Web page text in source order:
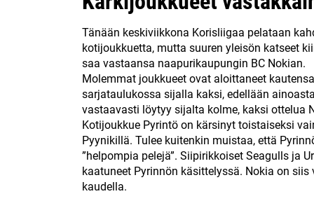
Tänään keskiviikkona Korisliigaa pelataan
kotijoukkuetta, mutta suuren yleisön katseet
saa vastaansa naapurikaupungin BC Nokian.
Molemmat joukkueet ovat aloittaneet
sarjataulukossa sijalla kaksi, edellään
vastaavasti löytyy sijalta kolme, kaksi ottelua
Kotijoukkue Pyrintö on kärsinyt toistaiseksi
Pyynikillä. Tulee kuitenkin muistaa, että
”helpompia pelejä”. Siipirikkoiset Seagulls ja
kaatuneet Pyrinnön käsittelyssä. Nokia on
kaudella.